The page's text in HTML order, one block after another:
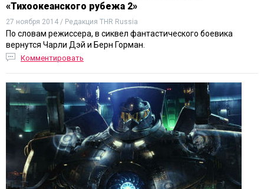
«Тихоокеанского рубежа 2»
27 ноября 2014 / Редакция THR Russia
По словам режиссера, в сиквел фантастического боевика
вернутся Чарли Дэй и Берн Горман.
Комментировать